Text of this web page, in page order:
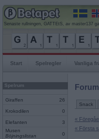
Senaste rullningen, GATTEtS, av master137
Start Spelregler Vanliga
Spelrum
Giraffen 26
Krokodilen 0
Elefanten
3
Musen
Böjningslistan
0
Snack
«
« Första